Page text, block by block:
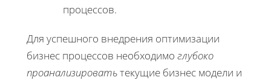
процессов.
Для успешного внедрения оптимизации
бизнес процессов необходимо глубоко
проанализироватьтекущие бизнес модели и